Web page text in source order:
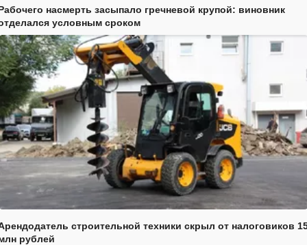
насмерть засыпало гречневой крупой: виновник
условным сроком
строительной техники скрыл от налоговиков
рублей